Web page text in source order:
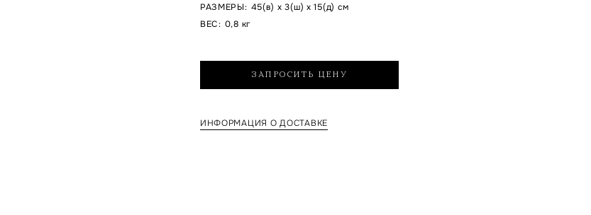
РАЗМЕРЫ: 45(в) x 3(ш) x 15(д) см
ВЕС: 0,8 кг
ЗАПРОСИТЬ ЦЕНУ
ИНФОРМАЦИЯ О ДОСТАВКЕ